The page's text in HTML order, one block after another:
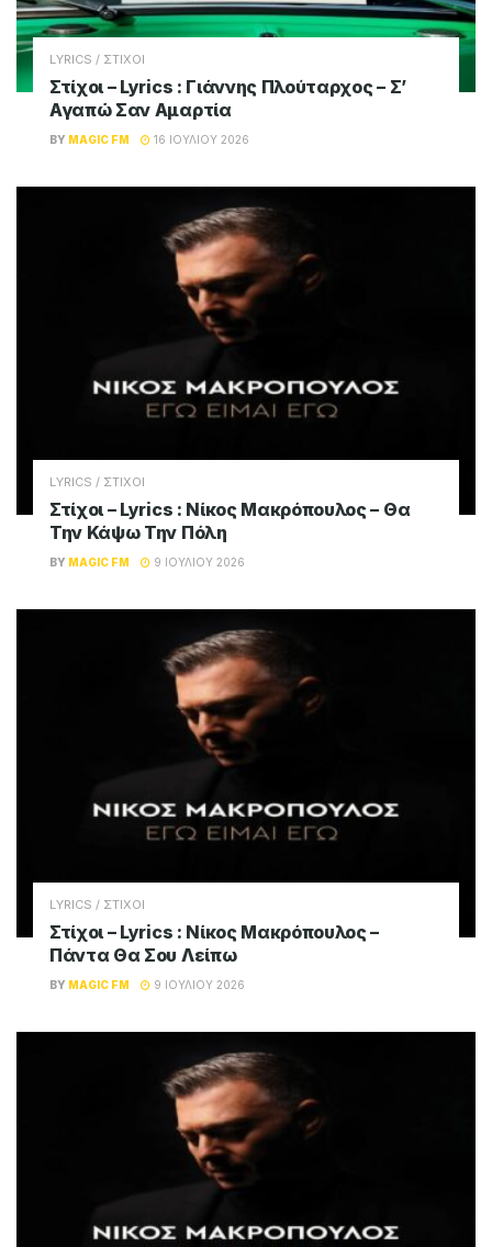
LYRICS / ΣΤΙΧΟΙ
Στίχοι – Lyrics : Γιάννης Πλούταρχος – Σ’
Αγαπώ Σαν Αμαρτία
BY MAGIC FM 16 ΙΟΥΛΊΟΥ 2026
LYRICS / ΣΤΙΧΟΙ
Στίχοι – Lyrics : Νίκος Μακρόπουλος – Θα
Την Κάψω Την Πόλη
BY MAGIC FM 9 ΙΟΥΛΊΟΥ 2026
LYRICS / ΣΤΙΧΟΙ
Στίχοι – Lyrics : Νίκος Μακρόπουλος –
Πάντα Θα Σου Λείπω
BY MAGIC FM 9 ΙΟΥΛΊΟΥ 2026